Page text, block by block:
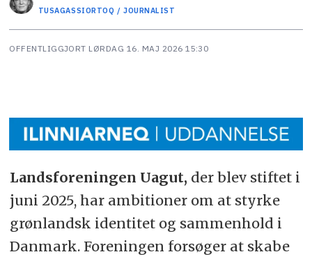
TUSAGASSIORTOQ / JOURNALIST
OFFENTLIGGJORT LØRDAG 16. MAJ 2026 15:30
Landsforeningen Uagut, der blev stiftet i
juni 2025, har ambitioner om at styrke
grønlandsk identitet og sammenhold i
Danmark. Foreningen forsøger at skabe